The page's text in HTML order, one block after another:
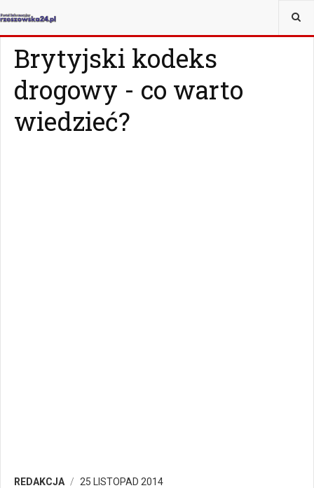
JESTEŚ TUTAJ:
Brytyjski kodeks
drogowy - co warto
wiedzieć?
REDAKCJA 25 LISTOPAD 2014